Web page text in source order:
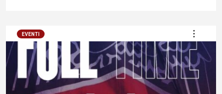
EVENTI